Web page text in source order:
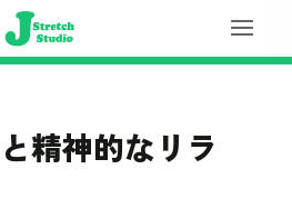
精神的なリラ